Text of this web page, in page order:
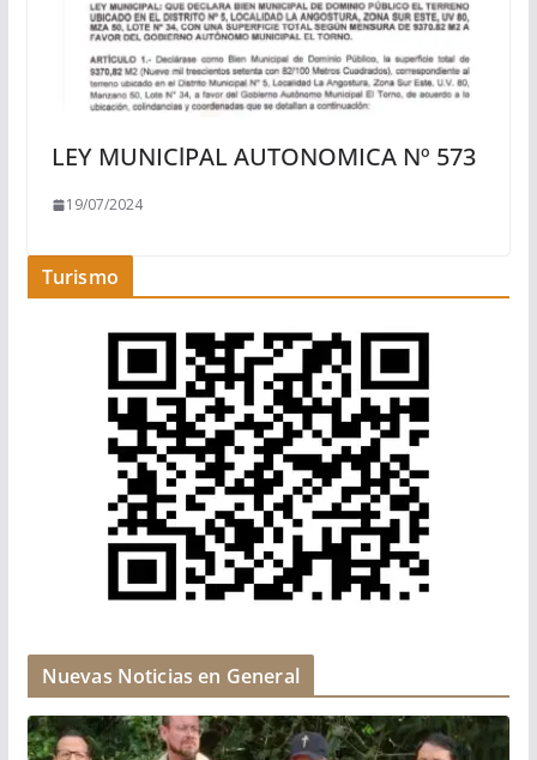
LEY MUNIClPAL AUTONOMICA Nº 573
19/07/2024
Turismo
Nuevas Noticias en General